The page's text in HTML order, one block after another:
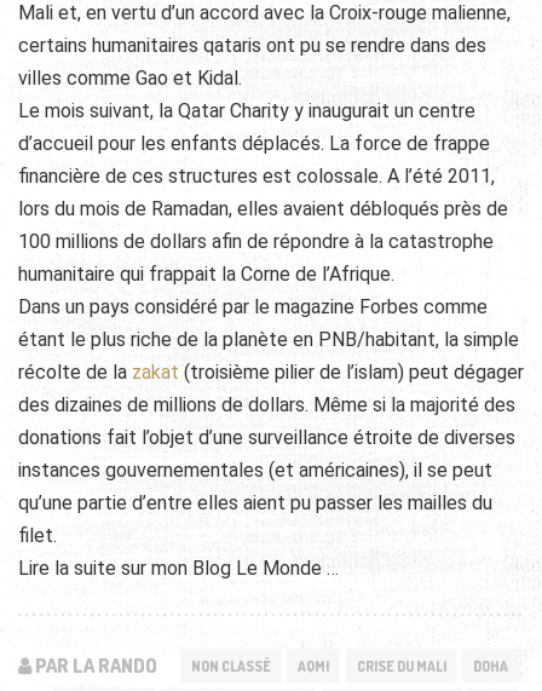
Mali et, en vertu d’un accord avec la Croix-rouge malienne,
certains humanitaires qataris ont pu se rendre dans des
villes comme Gao et Kidal.
Le mois suivant, la Qatar Charity y inaugurait un centre
d’accueil pour les enfants déplacés. La force de frappe
financière de ces structures est colossale. A l’été 2011,
lors du mois de Ramadan, elles avaient débloqués près de
100 millions de dollars afin de répondre à la catastrophe
humanitaire qui frappait la Corne de l’Afrique.
Dans un pays considéré par le magazine Forbes comme
étant le plus riche de la planète en PNB/habitant, la simple
récolte de la zakat (troisième pilier de l’islam) peut dégager
des dizaines de millions de dollars. Même si la majorité des
donations fait l’objet d’une surveillance étroite de diverses
instances gouvernementales (et américaines), il se peut
qu’une partie d’entre elles aient pu passer les mailles du
filet.
Lire la suite sur mon Blog Le Monde …
PAR LA RANDO NON CLASSÉ AQMI CRISE DU MALI DOHA